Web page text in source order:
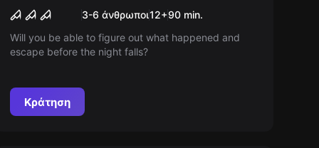
Νέος
Cabin in The Woods Escape
Room
3-6 άνθρωποι12+90 min.
Will you be able to figure out what happened and
escape before the night falls?
Κράτηση